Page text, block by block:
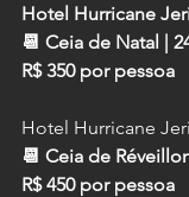
Hotel Hurricane
📆 Ceia de Natal |
R$ 350 por pessoa
Hotel Hurricane Jeri
📆 Ceia de
R$ 450 por pessoa